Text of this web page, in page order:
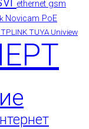
ethernet gsm
Novicam PoE
TPLINKTUYAUniview